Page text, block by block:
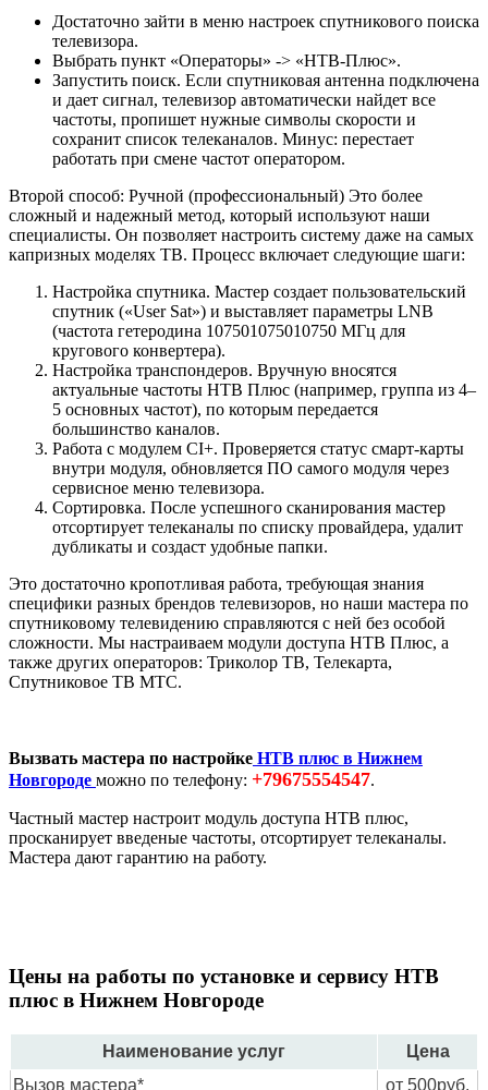
Достаточно зайти в меню настроек спутникового поиска
телевизора.
Выбрать пункт «Операторы» -> «НТВ-Плюс».
Запустить поиск. Если спутниковая антенна подключена
и дает сигнал, телевизор автоматически найдет все
частоты, пропишет нужные символы скорости и
сохранит список телеканалов. Минус: перестает
работать при смене частот оператором.
Второй способ: Ручной (профессиональный) Это более
сложный и надежный метод, который используют наши
специалисты. Он позволяет настроить систему даже на самых
капризных моделях ТВ. Процесс включает следующие шаги:
Настройка спутника. Мастер создает пользовательский
спутник («User Sat») и выставляет параметры LNB
(частота гетеродина 107501075010750 МГц для
кругового конвертера).
Настройка транспондеров. Вручную вносятся
актуальные частоты НТВ Плюс (например, группа из 4–
5 основных частот), по которым передается
большинство каналов.
Работа с модулем CI+. Проверяется статус смарт-карты
внутри модуля, обновляется ПО самого модуля через
сервисное меню телевизора.
Сортировка. После успешного сканирования мастер
отсортирует телеканалы по списку провайдера, удалит
дубликаты и создаст удобные папки.
Это достаточно кропотливая работа, требующая знания
специфики разных брендов телевизоров, но наши мастера по
спутниковому телевидению справляются с ней без особой
сложности. Мы настраиваем модули доступа НТВ Плюс, а
также других операторов: Триколор ТВ, Телекарта,
Спутниковое ТВ МТС.
Вызвать мастера по настройке НТВ плюс в Нижнем
Новгороде можно по телефону: +79675554547.
Частный мастер настроит модуль доступа НТВ плюс,
просканирует введеные частоты, отсортирует телеканалы.
Мастера дают гарантию на работу.
Цены на работы по установке и сервису НТВ
плюс в Нижнем Новгороде
Наименование услуг
Цена
Вызов мастера*
от 500руб.